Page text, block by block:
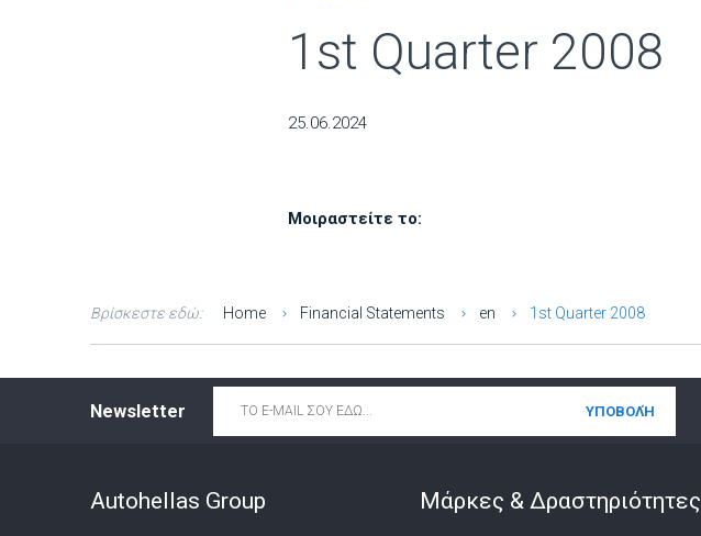
1st Quarter 2008
25.06.2024
Μοιραστείτε το:
Βρίσκεστε εδώ: Home Financial Statements en 1st Quarter 2008
Newsletter
Autohellas Group Μάρκες & Δραστηριότητες